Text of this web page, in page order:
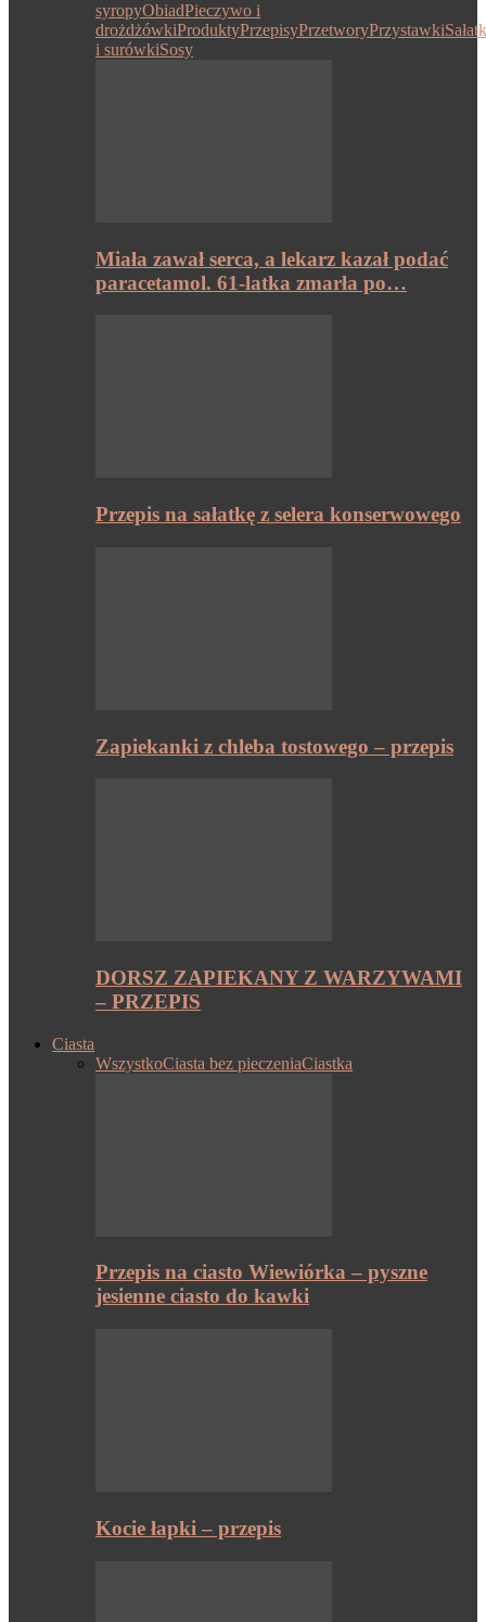
syropyObiadPieczywo i
drożdżówkiProduktyPrzepisyPrzetworyPrzystawki
i surówkiSosy
Miała zawał serca, a lekarz kazał podać
paracetamol. 61-latka zmarła po…
Przepis na sałatkę z selera konserwowego
Zapiekanki z chleba tostowego – przepis
DORSZ ZAPIEKANY Z WARZYWAMI
– PRZEPIS
Ciasta
WszystkoCiasta bez pieczeniaCiastka
Przepis na ciasto Wiewiórka – pyszne
jesienne ciasto do kawki
Kocie łapki – przepis